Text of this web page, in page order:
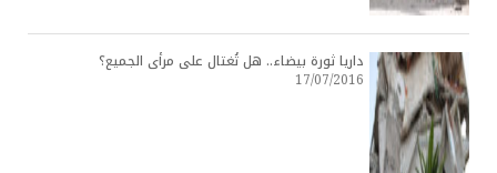
داريا ثورة بيضاء.. هل تُغتال على مرأى الجميع؟
17/07/2016